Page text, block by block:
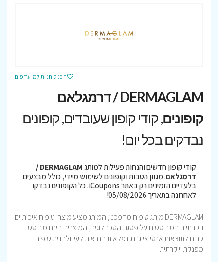
הכנס חנות למועדפים
DERMAGLAM / דרמגלאם
קופונים, קודי קופון שעובדים, קופונים
נבדקים בכל יום!
קודי קופון חדשים והנחות פעילות למותג
DERMAGLAM /
דרמגלאם. מגוון הטבות וקופונים לשימוש מיידי, כולל מבצעים
בלעדיים הזמינים רק באתר iCoupons. כל הקופונים נבדקו
לאחרונה בתאריך 05/08/2026!
DERMAGLAM מותג טיפוח מהפכני, המותג מציע מוצרי טיפוח איכותיים
ויוקרתיים המבוססים על פסגת הטכנולוגיה, המוצרים הינם מבוססי
סרום לתוצאות אנטי אייג’ינג נפלאות הנראות לעין ולחווית טיפוח
מפנקת ויוקרתית.